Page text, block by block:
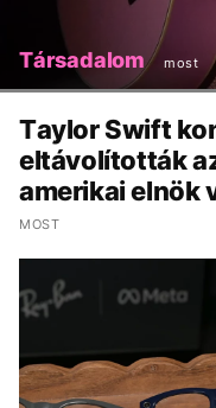
Társadalom most
Taylor Swift
eltávolították
amerikai elnök
MOST